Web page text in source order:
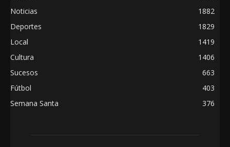
Noticias
1882
Deportes
1829
Local
1419
Cultura
1406
Sucesos
663
Fútbol
403
Semana Santa
376